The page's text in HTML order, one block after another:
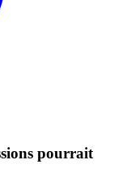
pourrait